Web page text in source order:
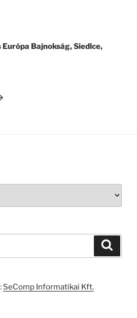
Bajnokság, Siedlce,
SeComp Informatikai Kft.